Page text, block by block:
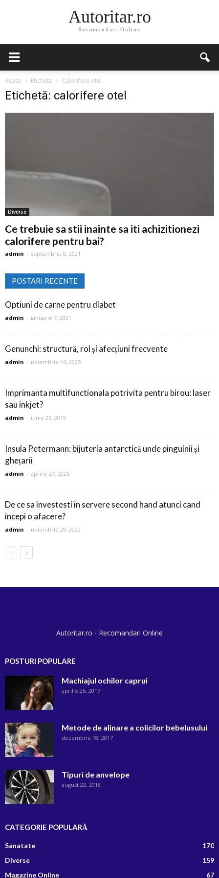
Autoritar.ro
Recomandari Online
Acasă Etichete Calorifere otel
Etichetă: calorifere otel
Diverse
Ce trebuie sa stii inainte sa iti achizitionezi
calorifere pentru bai?
admin - septembrie 8, 2021
POSTARI RECENTE
Optiuni de carne pentru diabet
admin - ianuarie 7, 2021
Genunchi: structură, rol și afecțiuni frecvente
admin - noiembrie 14, 2025
Imprimanta multifunctionala potrivita pentru birou: laser
sau inkjet?
admin - iunie 25, 2019
Insula Petermann: bijuteria antarctică unde pinguinii și
ghețarii
admin - aprilie 27, 2026
De ce sa investesti in servere second hand atunci cand
incepi o afacere?
admin - noiembrie 29, 2020
Autoritar.ro - Recomandari Online
POSTURI POPULARE
Machiajul ochilor caprui
aprilie 26, 2017
Metode de alinare a colicilor bebelusului
decembrie 18, 2017
Tipuri de anvelope
august 22, 2018
CATEGORIE POPULARĂ
Sanatate
170
Diverse
159
Magazine Online
67